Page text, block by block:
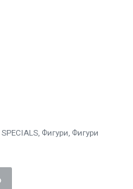
SPECIALS, Фигури, Фигури